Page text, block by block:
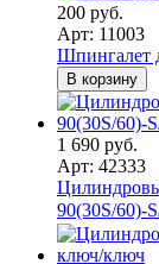
200 руб.
Арт: 11003
Шпингалет
В корзину
1 690 руб.
Арт: 42333
90(30S/60)-